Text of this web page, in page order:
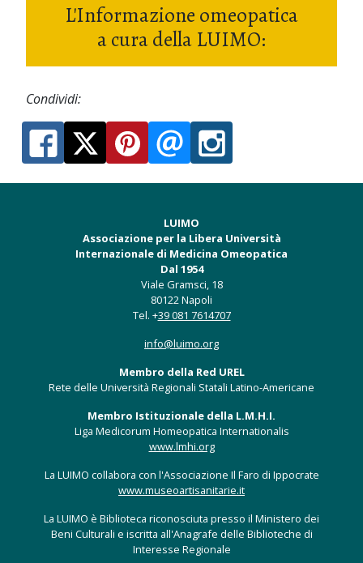
L'Informazione omeopatica
a cura della LUIMO:
Condividi:
LUIMO
Associazione per la Libera Università
Internazionale di Medicina Omeopatica
Dal 1954
Viale Gramsci, 18
80122 Napoli
Tel. +39 081 7614707
info@luimo.org
Membro della Red UREL
Rete delle Università Regionali Statali Latino-Americane
Membro Istituzionale della L.M.H.I.
Liga Medicorum Homeopatica Internationalis
www.lmhi.org
La LUIMO collabora con l'Associazione Il Faro di Ippocrate
www.museoartisanitarie.it
La LUIMO è Biblioteca riconosciuta presso il Ministero dei
Beni Culturali e iscritta all'Anagrafe delle Biblioteche di
Interesse Regionale